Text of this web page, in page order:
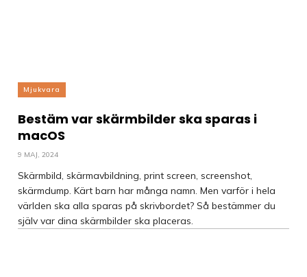
Mjukvara
Bestäm var skärmbilder ska sparas i
macOS
9 MAJ, 2024
Skärmbild, skärmavbildning, print screen, screenshot,
skärmdump. Kärt barn har många namn. Men varför i hela
världen ska alla sparas på skrivbordet? Så bestämmer du
själv var dina skärmbilder ska placeras.